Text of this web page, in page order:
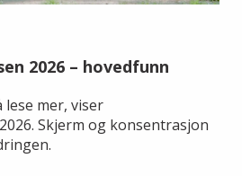
2026 – hovedfunn
mer, viser
Skjerm og konsentrasjon